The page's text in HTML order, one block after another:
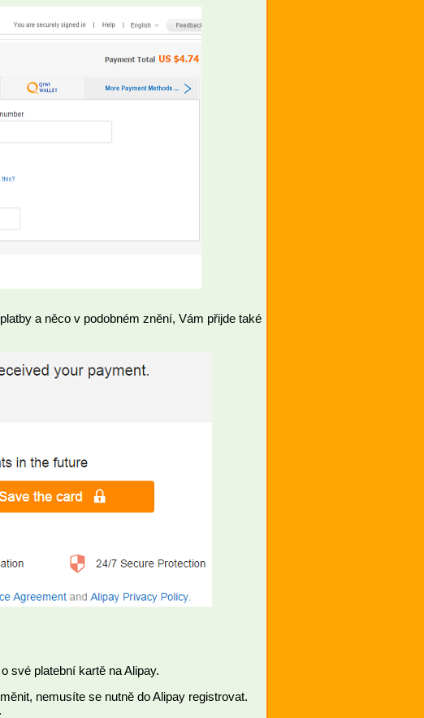
a něco v podobném znění, Vám přijde také
své platební kartě na Alipay.
nemusíte se nutně do Alipay registrovat.